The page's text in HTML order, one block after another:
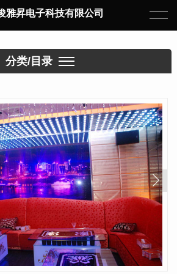
雅昇电子科技有限公司
分类/目录